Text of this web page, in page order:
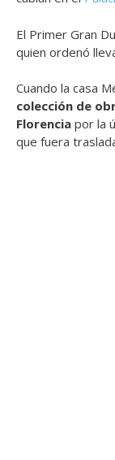
El Primer Gran
quien ordenó
Cuando la casa
colección de
Florencia por la
que fuera